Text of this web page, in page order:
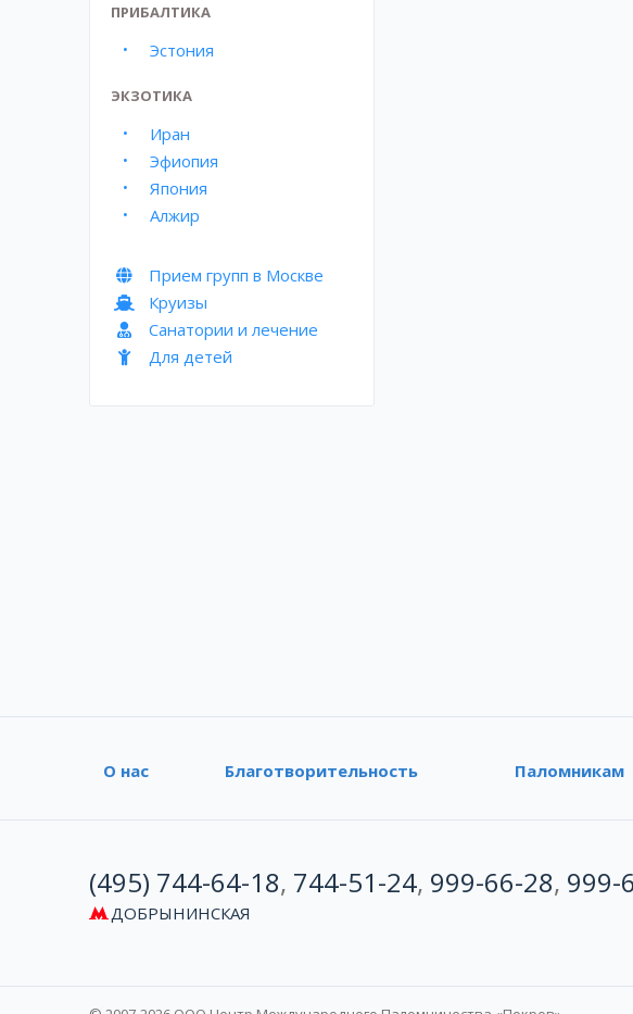
ПРИБАЛТИКА
Эстония
ЭКЗОТИКА
Иран
Эфиопия
Япония
Алжир
Прием групп в Москве
Круизы
Санатории и лечение
Для детей
О нас Благотворительность Паломникам
(495) 744-64-18, 744-51-24, 999-66-28, 999-
ДОБРЫНИНСКАЯ